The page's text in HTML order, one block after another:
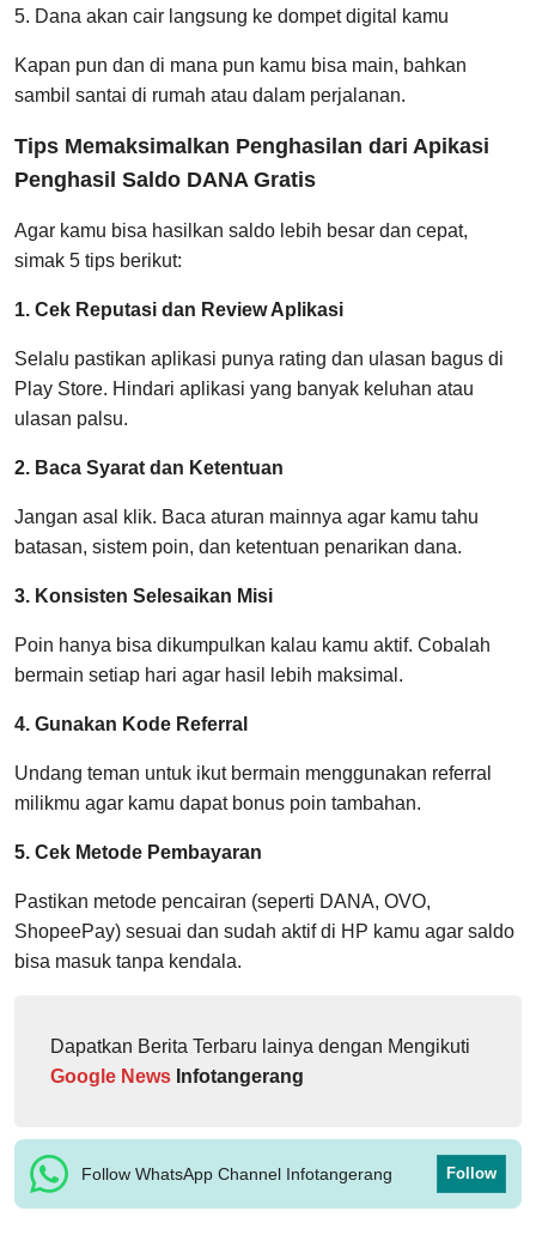
5. Dana akan cair langsung ke dompet digital kamu
Kapan pun dan di mana pun kamu bisa main, bahkan
sambil santai di rumah atau dalam perjalanan.
Tips Memaksimalkan Penghasilan dari Apikasi
Penghasil Saldo DANA Gratis
Agar kamu bisa hasilkan saldo lebih besar dan cepat,
simak 5 tips berikut:
1. Cek Reputasi dan Review Aplikasi
Selalu pastikan aplikasi punya rating dan ulasan bagus di
Play Store. Hindari aplikasi yang banyak keluhan atau
ulasan palsu.
2. Baca Syarat dan Ketentuan
Jangan asal klik. Baca aturan mainnya agar kamu tahu
batasan, sistem poin, dan ketentuan penarikan dana.
3. Konsisten Selesaikan Misi
Poin hanya bisa dikumpulkan kalau kamu aktif. Cobalah
bermain setiap hari agar hasil lebih maksimal.
4. Gunakan Kode Referral
Undang teman untuk ikut bermain menggunakan referral
milikmu agar kamu dapat bonus poin tambahan.
5. Cek Metode Pembayaran
Pastikan metode pencairan (seperti DANA, OVO,
ShopeePay) sesuai dan sudah aktif di HP kamu agar saldo
bisa masuk tanpa kendala.
Dapatkan Berita Terbaru lainya dengan Mengikuti
Google News Infotangerang
Follow WhatsApp Channel Infotangerang Follow